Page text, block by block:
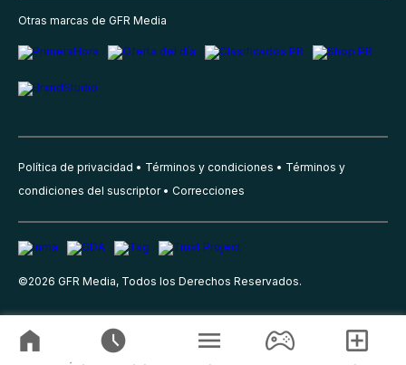
Otras marcas de GFR Media
Política de privacidad Términos y condiciones
Términos y
condiciones del suscriptor
Correcciones
©2026 GFR Media, Todos los Derechos Reservados.